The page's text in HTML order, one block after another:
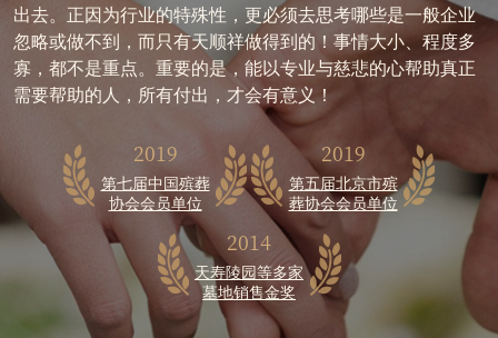
出去。正因为行业的特殊性，更必须去思考哪些是一般企业
忽略或做不到，而只有天顺祥做得到的！事情大小、程度多
寡，都不是重点。重要的是，能以专业与慈悲的心帮助真正
需要帮助的人，所有付出，才会有意义！
2019
第七届中国殡葬
协会会员单位
2019
第五届北京市殡
葬协会会员单位
2014
天寿陵园等多家
墓地销售金奖